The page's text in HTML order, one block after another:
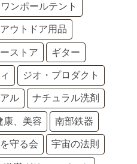
ンポールテント
アウトドア用品
ストア ギター
ジオ・プロダクト
ル ナチュラル洗剤
康、美容 南部鉄器
守る会 宇宙の法則